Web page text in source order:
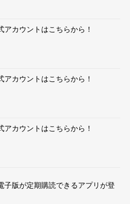
アカウントはこちらから！
アカウントはこちらから！
アカウントはこちらから！
子版が定期購読できるアプリが登